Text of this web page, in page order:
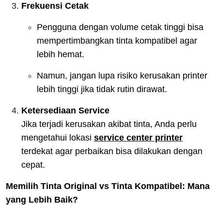
Frekuensi Cetak
Pengguna dengan volume cetak tinggi bisa
mempertimbangkan tinta kompatibel agar
lebih hemat.
Namun, jangan lupa risiko kerusakan printer
lebih tinggi jika tidak rutin dirawat.
Ketersediaan Service
Jika terjadi kerusakan akibat tinta, Anda perlu
mengetahui lokasi service center printer
terdekat agar perbaikan bisa dilakukan dengan
cepat.
Memilih Tinta Original vs Tinta Kompatibel: Mana
yang Lebih Baik?